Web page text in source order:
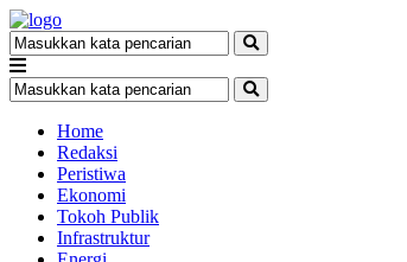
Home
Redaksi
Peristiwa
Ekonomi
Tokoh Publik
Infrastruktur